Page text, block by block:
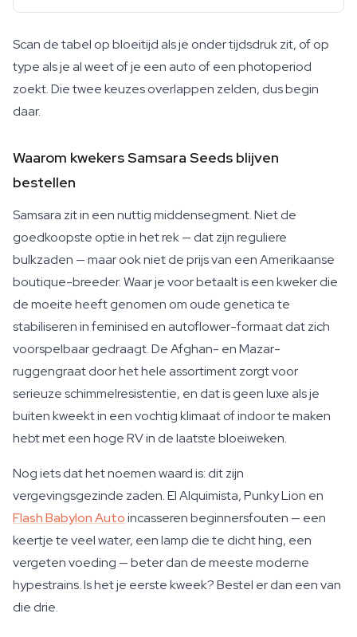
Scan de tabel op bloeitijd als je onder tijdsdruk zit, of op
type als je al weet of je een auto of een photoperiod
zoekt. Die twee keuzes overlappen zelden, dus begin
daar.
Waarom kwekers Samsara Seeds blijven
bestellen
Samsara zit in een nuttig middensegment. Niet de
goedkoopste optie in het rek — dat zijn reguliere
bulkzaden — maar ook niet de prijs van een Amerikaanse
boutique-breeder. Waar je voor betaalt is een kweker die
de moeite heeft genomen om oude genetica te
stabiliseren in feminised en autoflower-formaat dat zich
voorspelbaar gedraagt. De Afghan- en Mazar-
ruggengraat door het hele assortiment zorgt voor
serieuze schimmelresistentie, en dat is geen luxe als je
buiten kweekt in een vochtig klimaat of indoor te maken
hebt met een hoge RV in de laatste bloeiweken.
Nog iets dat het noemen waard is: dit zijn
vergevingsgezinde zaden. El Alquimista, Punky Lion en
Flash Babylon Autoincasseren beginnersfouten — een
keertje te veel water, een lamp die te dicht hing, een
vergeten voeding — beter dan de meeste moderne
hypestrains. Is het je eerste kweek? Bestel er dan een van
die drie.